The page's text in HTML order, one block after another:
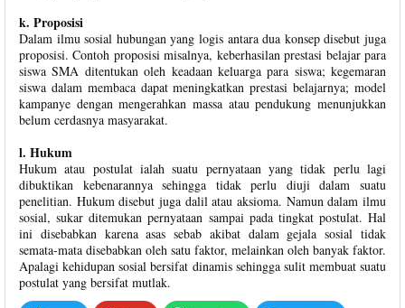
k. Proposisi
Dalam ilmu sosial hubungan yang logis antara dua konsep disebut juga
proposisi. Contoh proposisi misalnya, keberhasilan prestasi belajar para
siswa SMA ditentukan oleh keadaan keluarga para siswa; kegemaran
siswa dalam membaca dapat meningkatkan prestasi belajarnya; model
kampanye dengan mengerahkan massa atau pendukung menunjukkan
belum cerdasnya masyarakat.
l. Hukum
Hukum atau postulat ialah suatu pernyataan yang tidak perlu lagi
dibuktikan kebenarannya sehingga tidak perlu diuji dalam suatu
penelitian. Hukum disebut juga dalil atau aksioma. Namun dalam ilmu
sosial, sukar ditemukan pernyataan sampai pada tingkat postulat. Hal
ini disebabkan karena asas sebab akibat dalam gejala sosial tidak
semata-mata disebabkan oleh satu faktor, melainkan oleh banyak faktor.
Apalagi kehidupan sosial bersifat dinamis sehingga sulit membuat suatu
postulat yang bersifat mutlak.